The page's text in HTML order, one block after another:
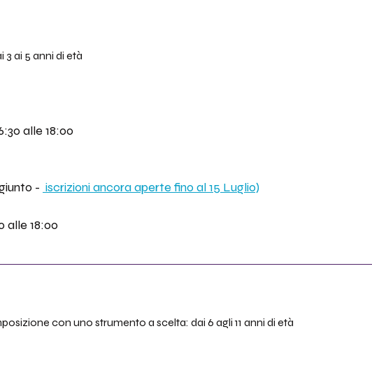
3 ai 5 anni di età
alle 18:00
- iscrizioni ancora aperte fino al 15 Luglio)
alle 18:00
con uno strumento a scelta: dai 6 agli 11 anni di età